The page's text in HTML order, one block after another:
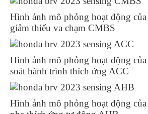
Hình ảnh mô phỏng hoạt động
giảm thiểu va chạm CMBS
Hình ảnh mô phỏng hoạt động
soát hành trình thích ứng ACC
Hình ảnh mô phỏng hoạt động